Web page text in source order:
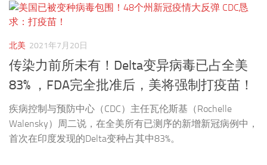
北美 2021年7月20日
传染力前所未有！Delta变异病毒已占全美
83% ，FDA完全批准后，美将强制打疫苗！
疾病控制与预防中心（CDC）主任瓦伦斯基（Rochelle
Walensky）周二说，在全美所有已测序的新增新冠病例中，
首次在印度发现的Delta变种占其中83%。